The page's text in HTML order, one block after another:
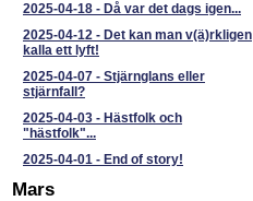
2025-04-18 - Då var det dags igen...
2025-04-12 - Det kan man v(ä)rkligen
kalla ett lyft!
2025-04-07 - Stjärnglans eller
stjärnfall?
2025-04-03 - Hästfolk och
"hästfolk"...
2025-04-01 - End of story!
Mars